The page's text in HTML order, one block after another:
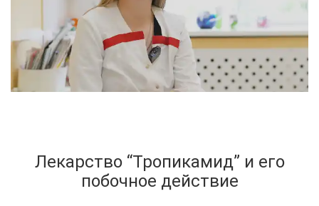
Лекарство “Тропикамид” и его
побочное действие